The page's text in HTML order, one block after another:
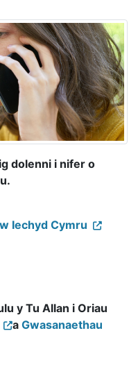
dolenni i nifer o
Iechyd Cymru
y Tu Allan i Oriau
a Gwasanaethau